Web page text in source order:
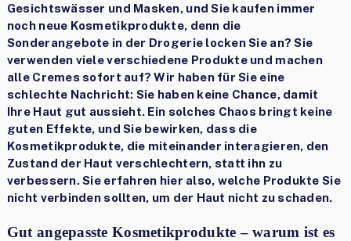
Gesichtswässer und Masken, und Sie kaufen immer
noch neue Kosmetikprodukte, denn die
Sonderangebote in der Drogerie locken Sie an? Sie
verwenden viele verschiedene Produkte und machen
alle Cremes sofort auf? Wir haben für Sie eine
schlechte Nachricht: Sie haben keine Chance, damit
Ihre Haut gut aussieht. Ein solches Chaos bringt keine
guten Effekte, und Sie bewirken, dass die
Kosmetikprodukte, die miteinander interagieren, den
Zustand der Haut verschlechtern, statt ihn zu
verbessern. Sie erfahren hier also, welche Produkte Sie
nicht verbinden sollten, um der Haut nicht zu schaden.
Gut angepasste Kosmetikprodukte – warum ist es